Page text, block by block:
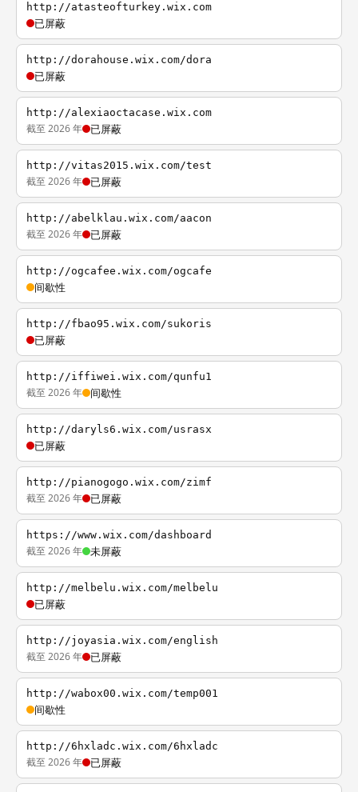
http://atasteofturkey.wix.com
已屏蔽
http://dorahouse.wix.com/dora
已屏蔽
http://alexiaoctacase.wix.com
截至 2026 年 已屏蔽
http://vitas2015.wix.com/test
截至 2026 年 已屏蔽
http://abelklau.wix.com/aacon
截至 2026 年 已屏蔽
http://ogcafee.wix.com/ogcafe
间歇性
http://fbao95.wix.com/sukoris
已屏蔽
http://iffiwei.wix.com/qunfu1
截至 2026 年 间歇性
http://daryls6.wix.com/usrasx
已屏蔽
http://pianogogo.wix.com/zimf
截至 2026 年 已屏蔽
https://www.wix.com/dashboard
截至 2026 年 未屏蔽
http://melbelu.wix.com/melbelu
已屏蔽
http://joyasia.wix.com/english
截至 2026 年 已屏蔽
http://wabox00.wix.com/temp001
间歇性
http://6hxladc.wix.com/6hxladc
截至 2026 年 已屏蔽